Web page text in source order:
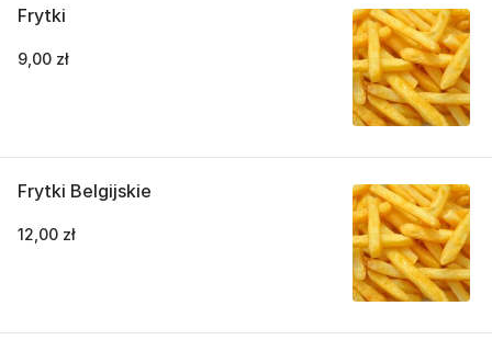
Frytki
9,00 zł
Frytki Belgijskie
12,00 zł